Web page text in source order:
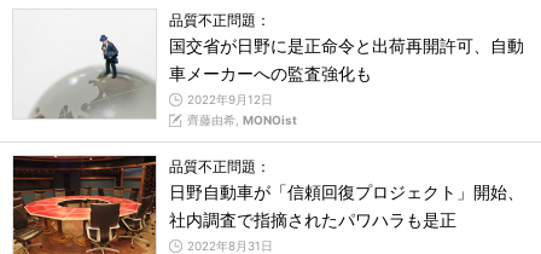
品質不正問題：
国交省が日野に是正命令と出荷再開許可、自動
車メーカーへの監査強化も
2022年9月12日
齊藤由希, MONOist
品質不正問題：
日野自動車が「信頼回復プロジェクト」開始、
社内調査で指摘されたパワハラも是正
2022年8月31日